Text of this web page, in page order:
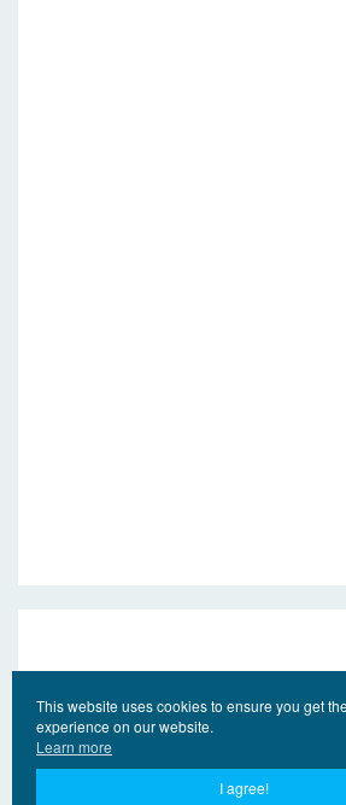
This website uses cookies to ensure you get
experience on our website.
Learn more
I agree!